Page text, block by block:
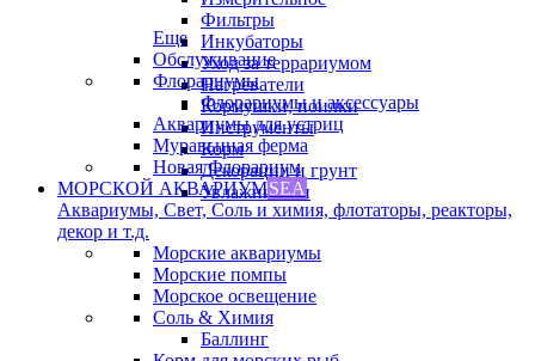
Фильтры
Инкубаторы
Уход за террариумом
Нагреватели
Кормушки, поилки
Инструменты
Корм
Декорации и грунт
Увлажнители
Еще
Обслуживание
Флорариумы
Флорариумы и аксессуары
Аквариумы для устриц
Муравьиная ферма
Новая Флорариум
МОРСКОЙ АКВАРИУМSEA
Аквариумы, Свет, Соль и химия, флотаторы, реакторы,
декор и т.д.
Морские аквариумы
Морские помпы
Морское освещение
Соль & Химия
Баллинг